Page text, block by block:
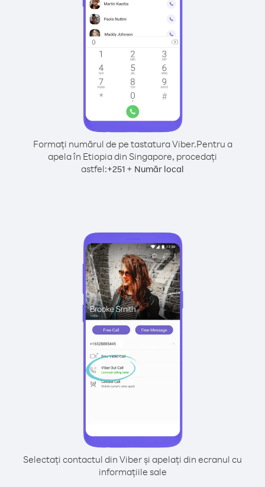
Formați numărul de pe tastatura Viber.Pentru a
apela în Etiopia din Singapore, procedați
astfel:+251 + Număr local
Selectați contactul din Viber și apelați din ecranul cu
informațiile sale